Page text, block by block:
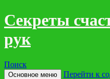
Cекреты
рук
Поиск
Основное меню Перейти к